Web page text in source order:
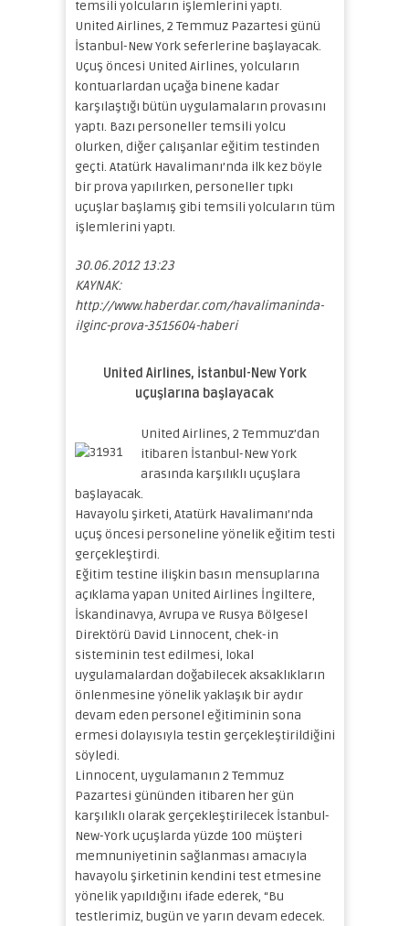
temsili yolcuların işlemlerini yaptı.
United Airlines, 2 Temmuz Pazartesi günü
İstanbul-New York seferlerine başlayacak.
Uçuş öncesi United Airlines, yolcuların
kontuarlardan uçağa binene kadar
karşılaştığı bütün uygulamaların provasını
yaptı. Bazı personeller temsili yolcu
olurken, diğer çalışanlar eğitim testinden
geçti. Atatürk Havalimanı’nda ilk kez böyle
bir prova yapılırken, personeller tıpkı
uçuşlar başlamış gibi temsili yolcuların tüm
işlemlerini yaptı.
30.06.2012 13:23
KAYNAK:
http://www.haberdar.com/havalimaninda-
ilginc-prova-3515604-haberi
United Airlines, İstanbul-New York
uçuşlarına başlayacak
United Airlines, 2 Temmuz’dan
itibaren İstanbul-New York
arasında karşılıklı uçuşlara
başlayacak.
Havayolu şirketi, Atatürk Havalimanı’nda
uçuş öncesi personeline yönelik eğitim testi
gerçekleştirdi.
Eğitim testine ilişkin basın mensuplarına
açıklama yapan United Airlines İngiltere,
İskandinavya, Avrupa ve Rusya Bölgesel
Direktörü David Linnocent, chek-in
sisteminin test edilmesi, lokal
uygulamalardan doğabilecek aksaklıkların
önlenmesine yönelik yaklaşık bir aydır
devam eden personel eğitiminin sona
ermesi dolayısıyla testin gerçekleştirildiğini
söyledi.
Linnocent, uygulamanın 2 Temmuz
Pazartesi gününden itibaren her gün
karşılıklı olarak gerçekleştirilecek İstanbul-
New-York uçuşlarda yüzde 100 müşteri
memnuniyetinin sağlanması amacıyla
havayolu şirketinin kendini test etmesine
yönelik yapıldığını ifade ederek, “Bu
testlerimiz, bugün ve yarın devam edecek.